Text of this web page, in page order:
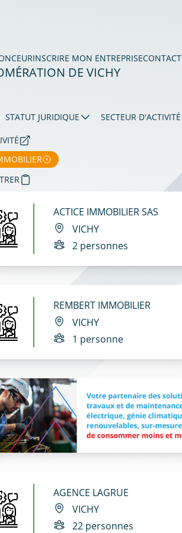
INSCRIRE MON ENTREPRISECONTACT
DE VICHY
STATUT JURIDIQUE SECTEUR D'ACTIVITÉ
ACTICE IMMOBILIER SAS
VICHY
2 personnes
REMBERT IMMOBILIER
VICHY
1 personne
AGENCE LAGRUE
VICHY
22 personnes